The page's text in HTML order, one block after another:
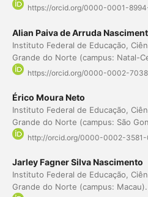
https://orcid.org/0000-0001-
Alian Paiva de Arruda
Instituto Federal de Educação,
Grande do Norte (campus: Natal-
https://orcid.org/0000-0002-
Érico Moura Neto
Instituto Federal de Educação,
Grande do Norte (campus: São
http://orcid.org/0000-0002-3581-
Jarley Fagner Silva Nascimento
Instituto Federal de Educação,
Grande do Norte (campus: Macau).